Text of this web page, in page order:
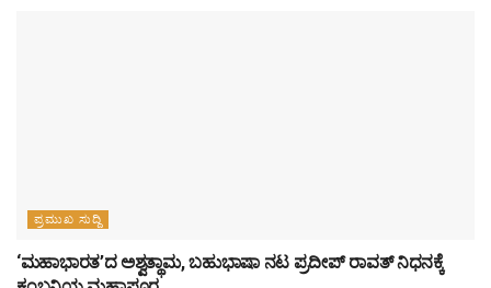
ಪ್ರಮುಖ ಸುದ್ದಿ
‘ಮಹಾಭಾರತ’ದ ಅಶ್ವತ್ಥಾಮ, ಬಹುಭಾಷಾ ನಟ ಪ್ರದೀಪ್ ರಾವತ್ ನಿಧನಕ್ಕೆ